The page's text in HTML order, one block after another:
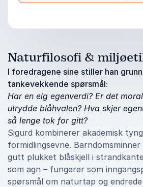
Naturfilosofi &
I foredragene sine stiller han
tankevekkende spørsmål:
Har en elg egenverdi? Er det
utrydde blåhvalen? Hva skjer
så lenge tok for gitt?
Sigurd kombinerer akademisk
formidlingsevne. Barndomsminner
gutt plukket blåskjell i
som agn – fungerer som
spørsmål om naturtap og